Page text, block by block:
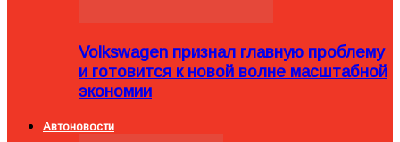
Volkswagen признал главную проблему
и готовится к новой волне масштабной
экономии
Автоновости